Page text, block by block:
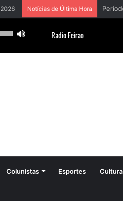
Notícias de Última Hora
Colunistas Esportes Cultura